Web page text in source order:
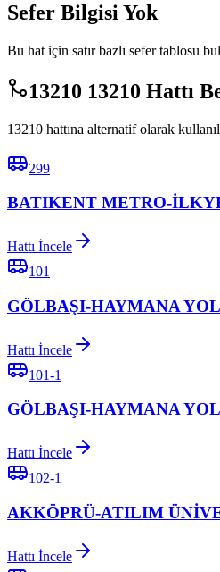
Sefer Bilgisi Yok
Bu hat için satır bazlı sefer tablosu
13210 13210 Hattı
13210 hattına alternatif olarak
299
BATIKENT METRO-
Hattı İncele
101
GÖLBAŞI-HAYMANA
Hattı İncele
101-1
GÖLBAŞI-HAYMANA
Hattı İncele
102-1
AKKÖPRÜ-ATILIM
Hattı İncele